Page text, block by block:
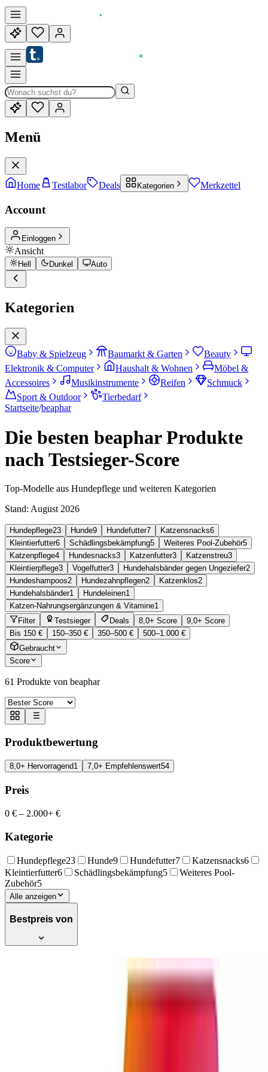
Menü
Home Testlabor Deals Kategorien Merkzettel
Account
Einloggen
Ansicht
Hell Dunkel Auto
Kategorien
Baby & Spielzeug Baumarkt & Garten
Beauty
Elektronik & Computer
Haushalt & Wohnen
Möbel &
Accessoires
Musikinstrumente Reifen
Schmuck
Sport & Outdoor
Tierbedarf
Startseite/beaphar
Die besten beaphar Produkte
nach Testsieger-Score
Top-Modelle aus Hundepflege und weiteren Kategorien
Stand: August 2026
Hundepflege23 Hunde9 Hundefutter7 Katzensnacks6
Kleintierfutter6 Schädlingsbekämpfung5 Weiteres Pool-Zubehör5
Katzenpflege4 Hundesnacks3 Katzenfutter3 Katzenstreu3
Kleintierpflege3 Vogelfutter3 Hundehalsbänder gegen Ungeziefer2
Hundeshampoos2 Hundezahnpflegen2 Katzenklos2
Hundehalsbänder1 Hundeleinen1
Katzen-Nahrungsergänzungen & Vitamine1
Filter
Testsieger Deals 8,0+ Score
9,0+ Score
Bis 150 €
150–350 € 350–500 €
500–1.000 €
Gebraucht
Score
61 Produkte von beaphar
Produktbewertung
8,0+ Hervorragend1 7,0+ Empfehlenswert54
Preis
0 € – 2.000+ €
Kategorie
Hundepflege23 Hunde9 Hundefutter7 Katzensnacks6
Kleintierfutter6 Schädlingsbekämpfung5
Weiteres Pool-
Zubehör5
Alle anzeigen
Bestpreis von
Beaphar Multi Frisch -
Geruchsneutralisierer für Katzenklos -
Verlängert die Haltbarkeit von
Katzenstreu - Duft nach Vanille &